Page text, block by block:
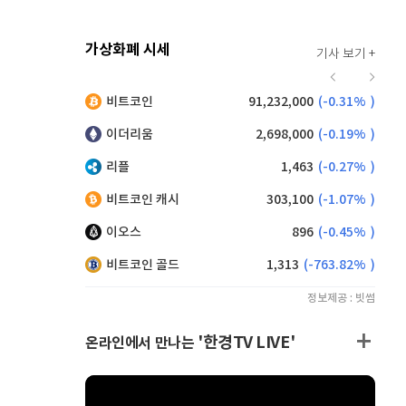
가상화폐 시세 기사 보기 +
비트코인 91,232,000 (-0.31% )
이더리움 2,698,000 (-0.19% )
리플 1,463 (-0.27% )
비트코인 캐시 303,100 (-1.07% )
이오스 896 (-0.45% )
비트코인 골드 1,313 (-763.82% )
정보제공 : 빗썸
온라인에서 만나는 '한경TV LIVE'